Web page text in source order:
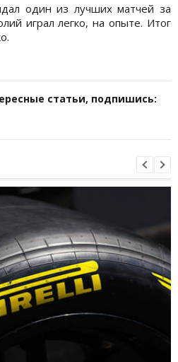
один из лучших матчей за
играл легко, на опыте. Итог
статьи, подпишись: